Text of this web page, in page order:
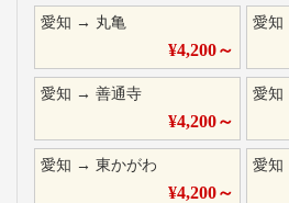
愛知 → 丸亀
¥4,200～
愛知
愛知 → 善通寺
¥4,200～
愛知
愛知 → 東かがわ
¥4,200～
愛知